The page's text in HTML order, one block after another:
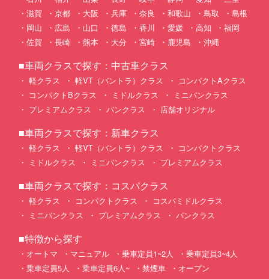
滋賀
京都 大阪 兵庫 奈良 和歌山 鳥取
島根
岡山
広島 山口 徳島 香川 愛媛 高知
福岡
佐賀
長崎 熊本 大分 宮崎 鹿児島 沖縄
■車両クラスで探す：中古車クラス
軽クラス 軽VT（バントラ）クラス
コンパクトAクラス
コンパクトBクラス
ミドルクラス
ミニバンクラス
プレミアムクラス
バンクラス 店舗オリジナル
■車両クラスで探す：新車クラス
軽クラス 軽VT（バントラ）クラス
コンパクトクラス
ミドルクラス
ミニバンクラス プレミアムクラス
■車両クラスで探す：コスパクラス
軽クラス コンパクトクラス
コスパミドルクラス
ミニバンクラス
プレミアムクラス バンクラス
■特徴から探す
オートマ マニュアル 乗車定員1~2人
乗車定員3~4人
乗車定員5人
乗車定員6人~ 禁煙車
オープン